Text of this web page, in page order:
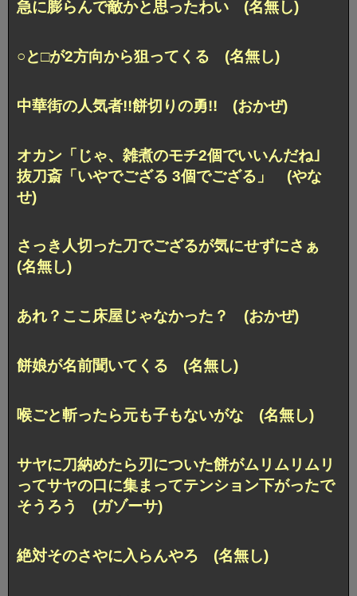
急に膨らんで敵かと思ったわい (名無し)
○と□が2方向から狙ってくる (名無し)
中華街の人気者!!餅切りの勇!! (おかぜ)
オカン「じゃ、雑煮のモチ2個でいいんだね｣
抜刀斎「いやでござる 3個でござる」 (やな
せ)
さっき人切った刀でござるが気にせずにさぁ
(名無し)
あれ？ここ床屋じゃなかった？ (おかぜ)
餅娘が名前聞いてくる (名無し)
喉ごと斬ったら元も子もないがな (名無し)
サヤに刀納めたら刃についた餅がムリムリムリ
ってサヤの口に集まってテンション下がったで
そうろう (ガゾーサ)
絶対そのさやに入らんやろ (名無し)